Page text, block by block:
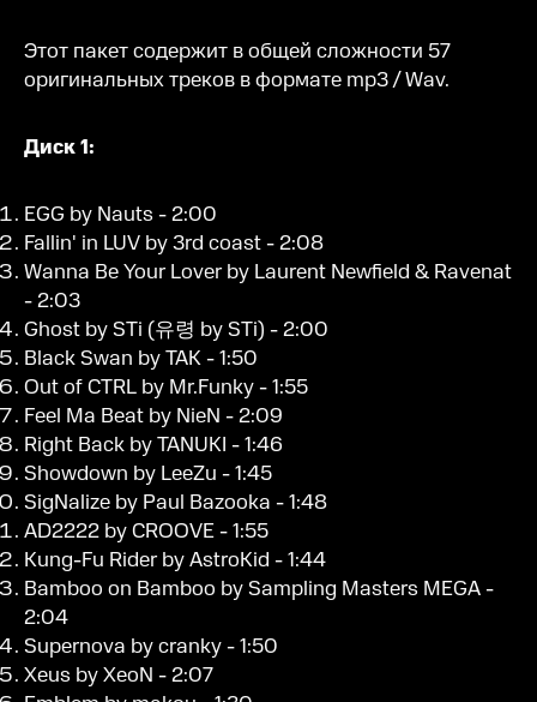
Этот пакет содержит в общей сложности 57
оригинальных треков в формате mp3 / Wav.
Диск 1:
EGG by Nauts - 2:00
Fallin' in LUV by 3rd coast - 2:08
Wanna Be Your Lover by Laurent Newfield & Ravenat
- 2:03
Ghost by STi (유령 by STi) - 2:00
Black Swan by TAK - 1:50
Out of CTRL by Mr.Funky - 1:55
Feel Ma Beat by NieN - 2:09
Right Back by TANUKI - 1:46
Showdown by LeeZu - 1:45
SigNalize by Paul Bazooka - 1:48
AD2222 by CROOVE - 1:55
Kung-Fu Rider by AstroKid - 1:44
Bamboo on Bamboo by Sampling Masters MEGA -
2:04
Supernova by cranky - 1:50
Xeus by XeoN - 2:07